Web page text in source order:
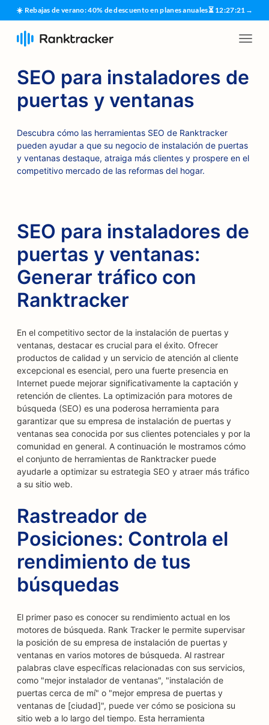
☀️ Rebajas de verano: 40% de descuento en planes anuales⏳ 12:27:20 →
SEO para instaladores de
puertas y ventanas
Descubra cómo las herramientas SEO de Ranktracker
pueden ayudar a que su negocio de instalación de puertas
y ventanas destaque, atraiga más clientes y prospere en el
competitivo mercado de las reformas del hogar.
SEO para instaladores de
puertas y ventanas:
Generar tráfico con
Ranktracker
En el competitivo sector de la instalación de puertas y
ventanas, destacar es crucial para el éxito. Ofrecer
productos de calidad y un servicio de atención al cliente
excepcional es esencial, pero una fuerte presencia en
Internet puede mejorar significativamente la captación y
retención de clientes. La optimización para motores de
búsqueda (SEO) es una poderosa herramienta para
garantizar que su empresa de instalación de puertas y
ventanas sea conocida por sus clientes potenciales y por la
comunidad en general. A continuación le mostramos cómo
el conjunto de herramientas de Ranktracker puede
ayudarle a optimizar su estrategia SEO y atraer más tráfico
a su sitio web.
Rastreador de
Posiciones: Controla el
rendimiento de tus
búsquedas
El primer paso es conocer su rendimiento actual en los
motores de búsqueda. Rank Tracker le permite supervisar
la posición de su empresa de instalación de puertas y
ventanas en varios motores de búsqueda. Al rastrear
palabras clave específicas relacionadas con sus servicios,
como "mejor instalador de ventanas", "instalación de
puertas cerca de mí" o "mejor empresa de puertas y
ventanas de [ciudad]", puede ver cómo se posiciona su
sitio web a lo largo del tiempo. Esta herramienta